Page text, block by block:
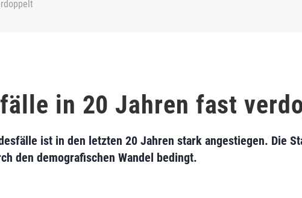
in 20 Jahren fast
ist in den letzten 20 Jahren stark angestiegen. Die
den demografischen Wandel bedingt.